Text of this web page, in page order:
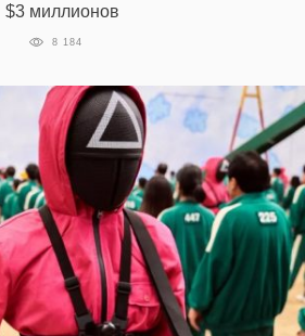
$3 миллионов
8 184